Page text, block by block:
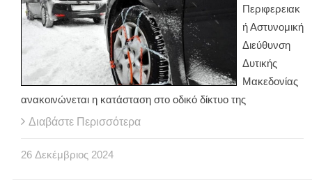
Περιφερειακ
ή Αστυνομική
Διεύθυνση
Δυτικής
Μακεδονίας
ανακοινώνεται η κατάσταση στο οδικό δίκτυο της
Διαβάστε Περισσότερα
26 Δεκέμβριος 2024